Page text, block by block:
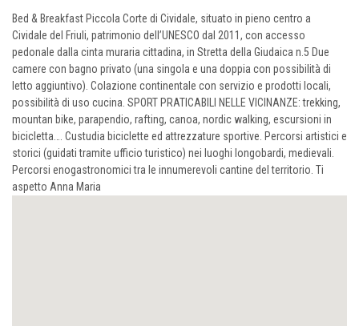
Bed & Breakfast Piccola Corte di Cividale, situato in pieno centro a
Cividale del Friuli, patrimonio dell’UNESCO dal 2011, con accesso
pedonale dalla cinta muraria cittadina, in Stretta della Giudaica n.5 Due
camere con bagno privato (una singola e una doppia con possibilità di
letto aggiuntivo). Colazione continentale con servizio e prodotti locali,
possibilità di uso cucina. SPORT PRATICABILI NELLE VICINANZE: trekking,
mountan bike, parapendio, rafting, canoa, nordic walking, escursioni in
bicicletta…. Custudia biciclette ed attrezzature sportive. Percorsi artistici e
storici (guidati tramite ufficio turistico) nei luoghi longobardi, medievali.
Percorsi enogastronomici tra le innumerevoli cantine del territorio. Ti
aspetto Anna Maria